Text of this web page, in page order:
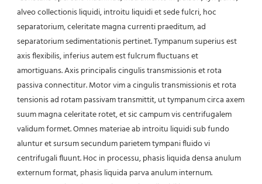
alveo collectionis liquidi, introitu liquidi et sede fulcri, hoc
separatorium, celeritate magna currenti praeditum, ad
separatorium sedimentationis pertinet. Tympanum superius est
axis flexibilis, inferius autem est fulcrum fluctuans et
amortiguans. Axis principalis cingulis transmissionis et rota
passiva connectitur. Motor vim a cingulis transmissionis et rota
tensionis ad rotam passivam transmittit, ut tympanum circa axem
suum magna celeritate rotet, et sic campum vis centrifugalem
validum formet. Omnes materiae ab introitu liquidi sub fundo
aluntur et sursum secundum parietem tympani fluido vi
centrifugali fluunt. Hoc in processu, phasis liquida densa anulum
externum format, phasis liquida parva anulum internum.